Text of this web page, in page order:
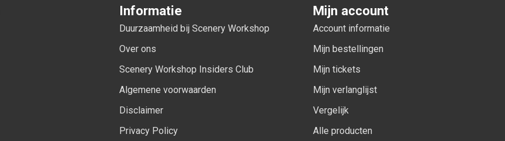
Informatie
Duurzaamheid bij Scenery Workshop
Over ons
Scenery Workshop Insiders Club
Algemene voorwaarden
Disclaimer
Privacy Policy
Mijn account
Account informatie
Mijn bestellingen
Mijn tickets
Mijn verlanglijst
Vergelijk
Alle producten